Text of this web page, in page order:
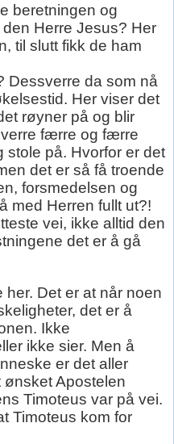
beretningen og
Herre Jesus? Her
til slutt fikk de ham
Dessverre da som nå
Her viser det
røyner på og blir
færre og færre
stole på. Hvorfor er det
det er så få troende
forsmedelsen og
med Herren fullt ut?!
vei, ikke alltid den
det er å gå
Det er at når noen
det er å
Ikke
ikke sier. Men å
er det aller
Apostelen
Timoteus var på vei.
Timoteus kom for